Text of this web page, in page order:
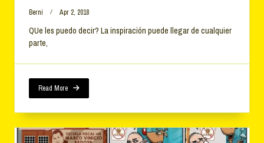
Berni Apr 2, 2018
QUe les puedo decir? La inspiración puede llegar de cualquier
parte,
Read More